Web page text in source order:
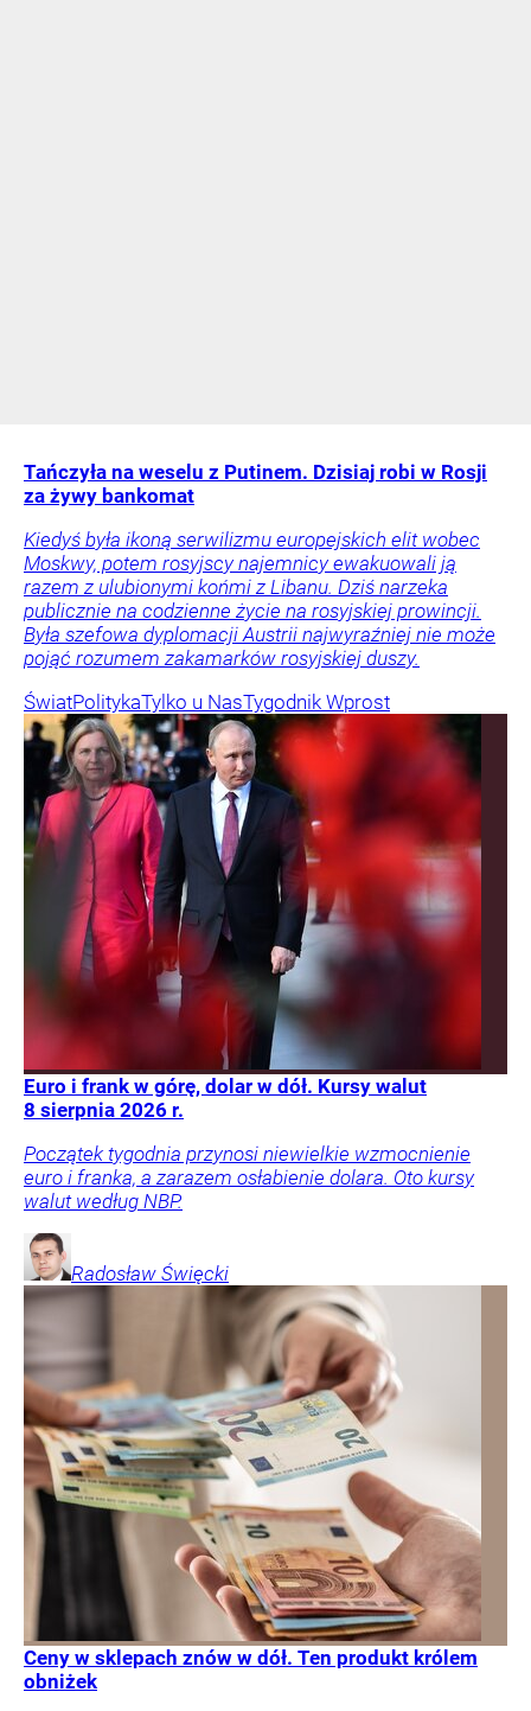
Tańczyła na weselu z Putinem. Dzisiaj robi w Rosji
za żywy bankomat
Kiedyś była ikoną serwilizmu europejskich elit wobec
Moskwy, potem rosyjscy najemnicy ewakuowali ją
razem z ulubionymi końmi z Libanu. Dziś narzeka
publicznie na codzienne życie na rosyjskiej prowincji.
Była szefowa dyplomacji Austrii najwyraźniej nie może
pojąć rozumem zakamarków rosyjskiej duszy.
ŚwiatPolitykaTylko u NasTygodnik Wprost
Euro i frank w górę, dolar w dół. Kursy walut
8 sierpnia 2026 r.
Początek tygodnia przynosi niewielkie wzmocnienie
euro i franka, a zarazem osłabienie dolara. Oto kursy
walut według NBP.
Radosław Święcki
Ceny w sklepach znów w dół. Ten produkt królem
obniżek